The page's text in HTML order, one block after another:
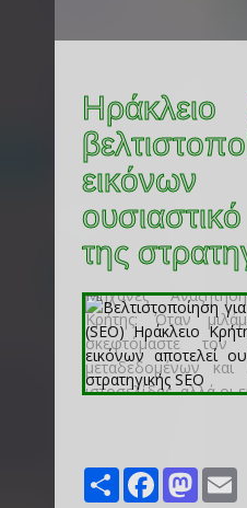
εικόνων
της
Share Facebook